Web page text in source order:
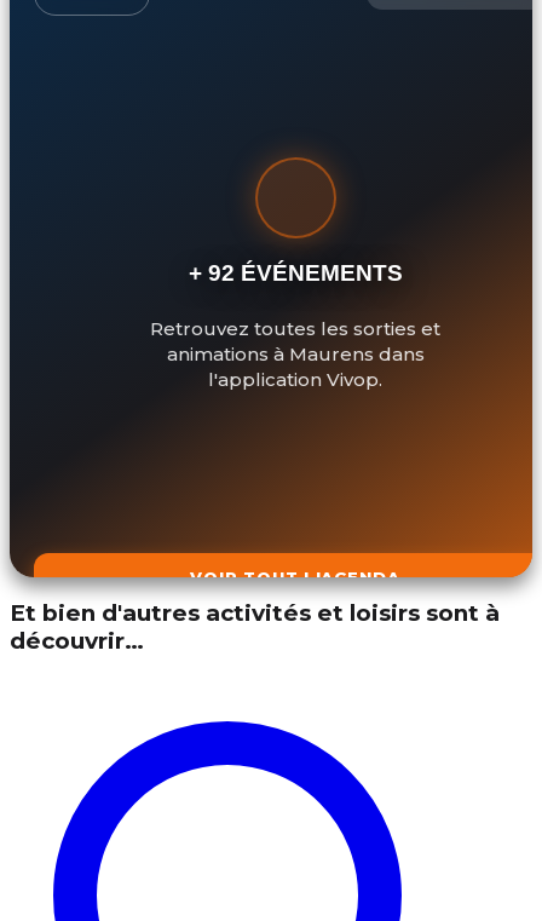
+ 92 ÉVÉNEMENTS
Retrouvez toutes les sorties et
animations à Maurens dans
l'application Vivop.
VOIR TOUT L'AGENDA
Et bien d'autres activités et loisirs sont à
découvrir…